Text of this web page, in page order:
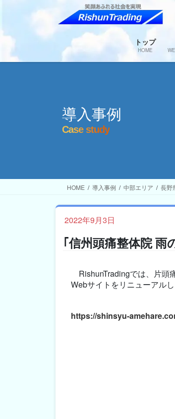
テ
へ
ゲ
ョ
トップ
HOME
導入事例
Case study
HOME 導入事例 中部エリア 長野
2022年9月3日
｢信州頭痛整体院 雨
RishunTradingでは、片頭
Webサイトをリニューアルし
https://shinsyu-